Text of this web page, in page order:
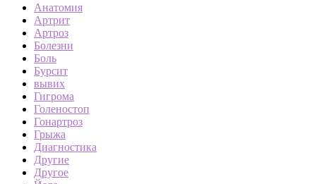
Анатомия
Артрит
Артроз
Болезни
Боль
Бурсит
вывих
Гигрома
Голеностоп
Гонартроз
Грыжа
Диагностика
Другие
Другое